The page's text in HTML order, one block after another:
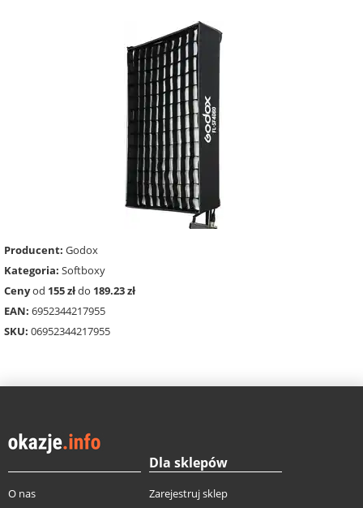
Producent: Godox
Kategoria: Softboxy
Cenyod 155 złdo 189.23 zł
EAN: 6952344217955
SKU: 06952344217955
O nas
Dla sklepów
Zarejestruj sklep